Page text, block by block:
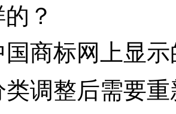
？
国商标网上显
类调整后需要